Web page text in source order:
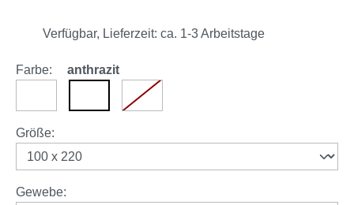
Verfügbar, Lieferzeit: ca. 1-3 Arbeitstage
Farbe: anthrazit
anthrazit braun
(Diese Option ist zurzeit nicht verfügbar.)
Größeauswählen
:
Gewebeauswählen
: